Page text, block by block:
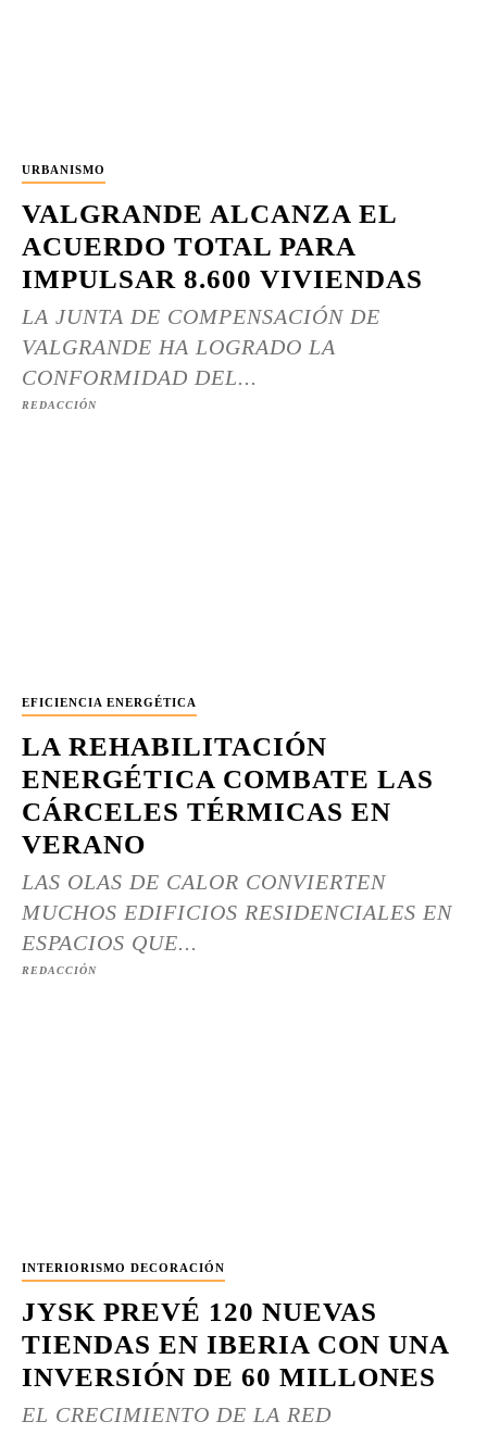
URBANISMO
VALGRANDE ALCANZA EL
ACUERDO TOTAL PARA
IMPULSAR 8.600 VIVIENDAS
LA JUNTA DE COMPENSACIÓN DE
VALGRANDE HA LOGRADO LA
CONFORMIDAD DEL...
REDACCIÓN
EFICIENCIA ENERGÉTICA
LA REHABILITACIÓN
ENERGÉTICA COMBATE LAS
CÁRCELES TÉRMICAS EN
VERANO
LAS OLAS DE CALOR CONVIERTEN
MUCHOS EDIFICIOS RESIDENCIALES EN
ESPACIOS QUE...
REDACCIÓN
INTERIORISMO DECORACIÓN
JYSK PREVÉ 120 NUEVAS
TIENDAS EN IBERIA CON UNA
INVERSIÓN DE 60 MILLONES
EL CRECIMIENTO DE LA RED